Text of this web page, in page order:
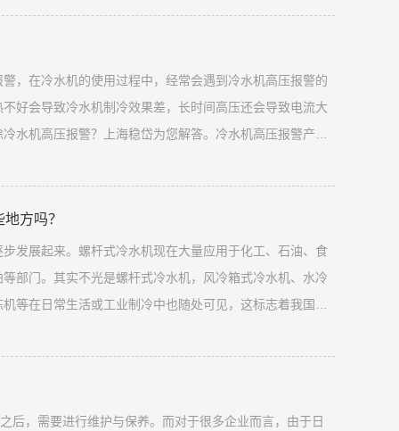
标明的排气和
，在冷水机的使用过程中，经常会遇到冷水机高压报警的
好会导致冷水机制冷效果差，长时间高压还会导致电流大
机高压报警？上海稳岱为您解答。冷水机高压报警产生
冷凝压力高，这种现象往往发生在高温季节。
方吗？
发展起来。螺杆式冷水机现在大量应用于化工、石油、食
部门。其实不光是螺杆式冷水机，风冷箱式冷水机、水冷
等在日常生活或工业制冷中也随处可见，这标志着我国的
式冷水机常用的3大领域。浅谈螺杆式冷水机常用的3个大
，需要进行维护与保养。而对于很多企业而言，由于日